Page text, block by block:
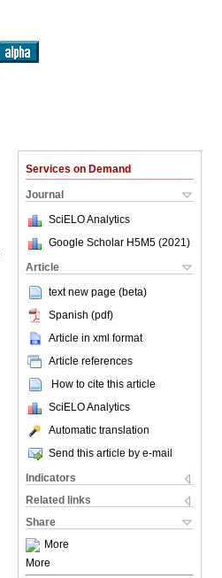
Services on Demand
Journal
SciELO Analytics
Google Scholar H5M5 (2021 )
Article
text new page (beta)
Spanish (pdf)
Article in xml format
Article references
How to cite this article
SciELO Analytics
Automatic translation
Send this article by e-mail
Indicators
Related links
Share
More
More